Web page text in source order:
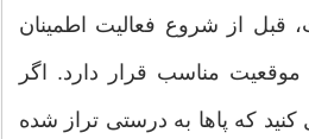
قبل از شروع فعالیت اطمینان
مناسب قرار دارد. اگر
کنید که پاها به درستی تراز شده